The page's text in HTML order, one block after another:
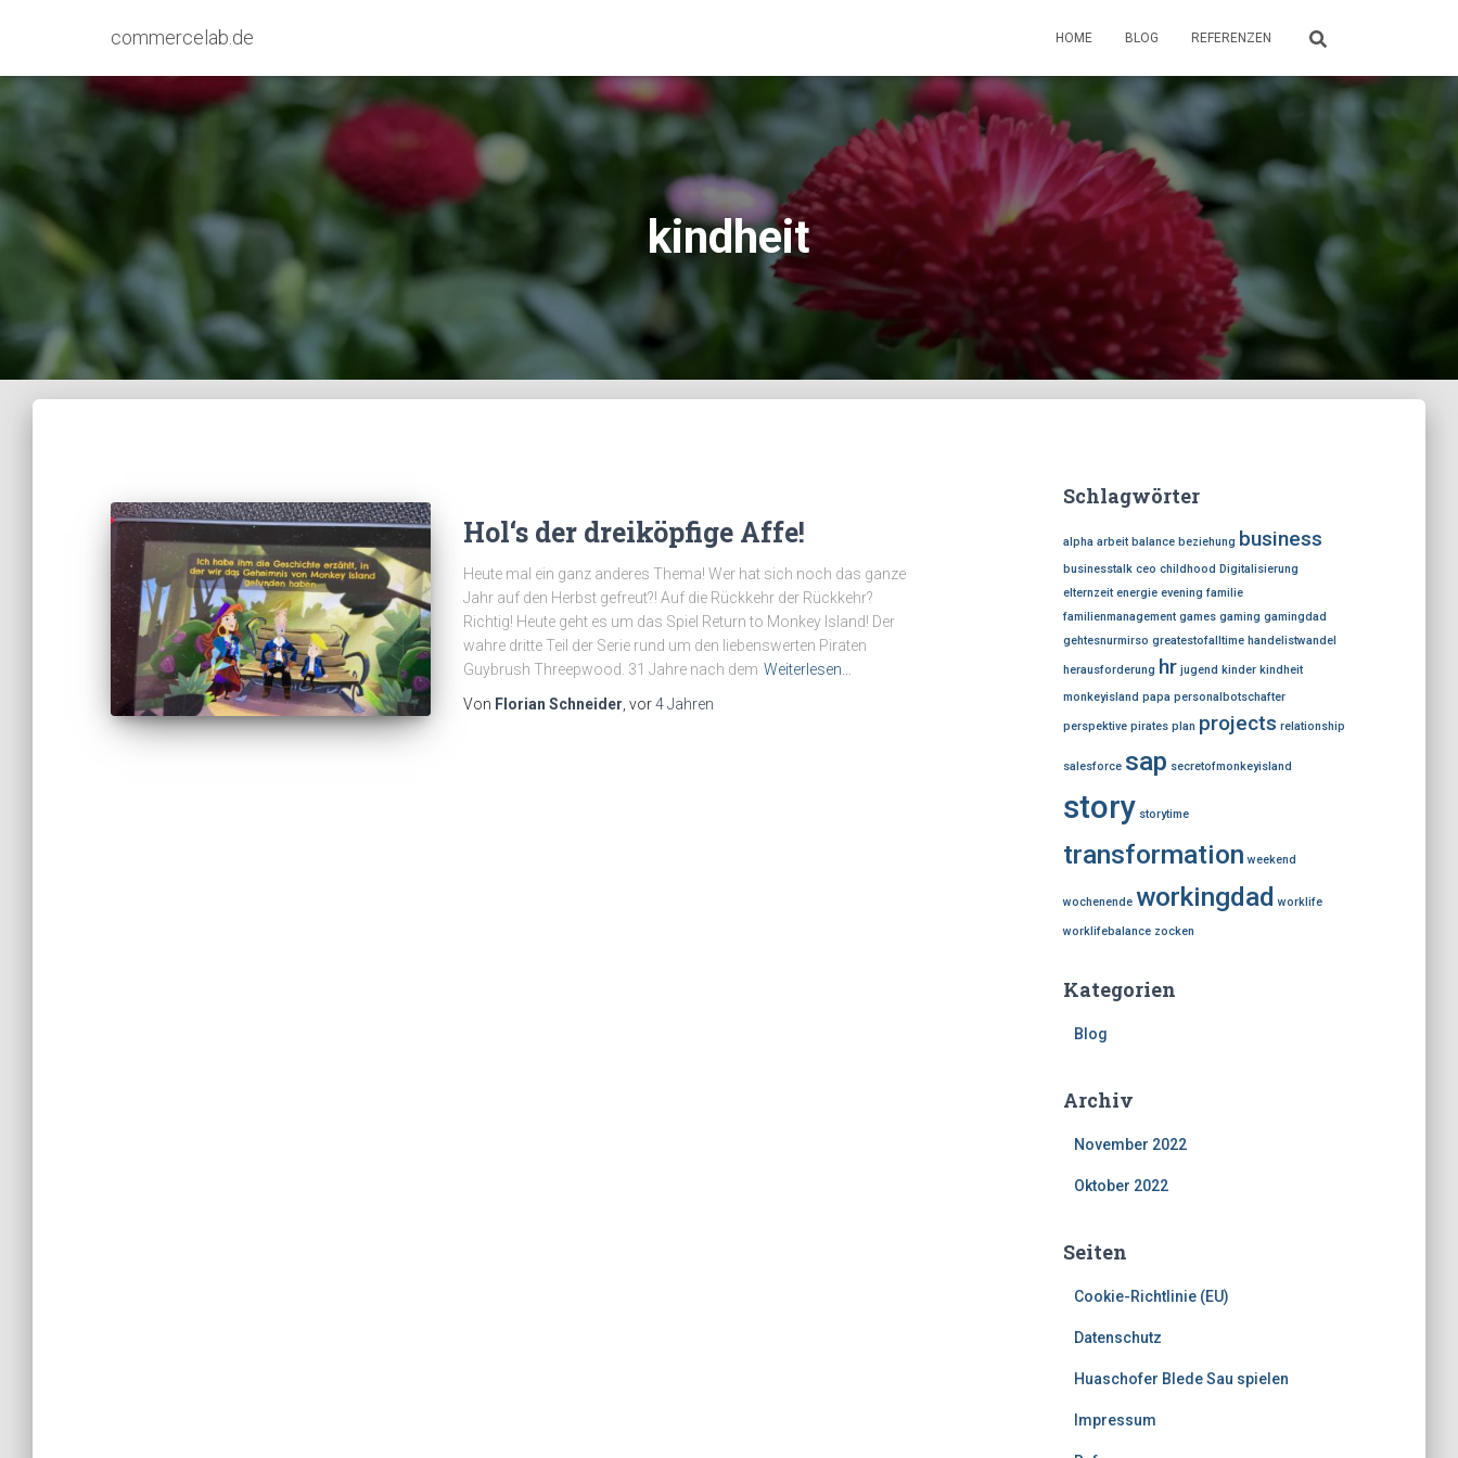
commercelab.de HOME BLOG REFERENZEN
kindheit
Hol‘s der dreiköpfige Affe!
Heute mal ein ganz anderes Thema! Wer hat sich noch das ganze
Jahr auf den Herbst gefreut?! Auf die Rückkehr der Rückkehr?
Richtig! Heute geht es um das Spiel Return to Monkey Island! Der
wahre dritte Teil der Serie rund um den liebenswerten Piraten
Guybrush Threepwood. 31 Jahre nach dem Weiterlesen…
Von Florian Schneider , vor4 Jahren
Schlagwörter
alpha arbeit balance beziehung business
businesstalk ceo childhood Digitalisierung
elternzeit energie evening familie
familienmanagement games gaming gamingdad
gehtesnurmirso greatestofalltime handelistwandel
herausforderung hr jugend kinder kindheit
monkeyisland papa personalbotschafter
perspektive pirates plan projects relationship
salesforce sap secretofmonkeyisland
story storytime
transformation weekend
wochenende workingdad worklife
worklifebalance zocken
Kategorien
Blog
Archiv
November 2022
Oktober 2022
Seiten
Cookie-Richtlinie (EU)
Datenschutz
Huaschofer Blede Sau spielen
Impressum